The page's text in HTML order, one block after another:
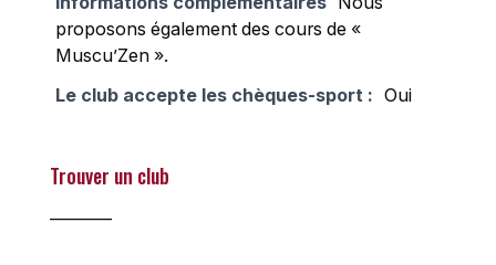
proposons également des cours de «
Muscu’Zen ».
Le club accepte les chèques-sport : Oui
Trouver un club